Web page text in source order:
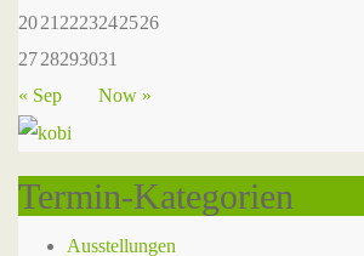
2021 2223242526
2728293031
« Sep
Now »
Termin-Kategorien
Ausstellungen